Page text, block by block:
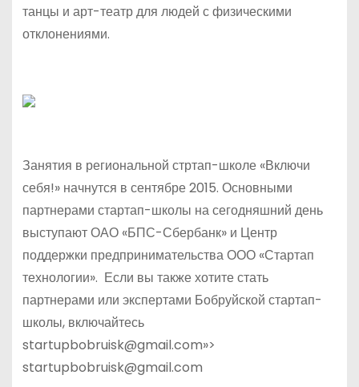
танцы и арт-театр для людей с физическими
отклонениями.
Занятия в региональной стртап-школе «Включи
себя!» начнутся в сентябре 2015. Основными
партнерами стартап-школы на сегодняшний день
выступают ОАО «БПС-Сбербанк» и Центр
поддержки предпринимательства ООО «Стартап
технологии». Если вы также хотите стать
партнерами или экспертами Бобруйской стартап-
школы, включайтесь
startupbobruisk@gmail.com»>
startupbobruisk@gmail.com